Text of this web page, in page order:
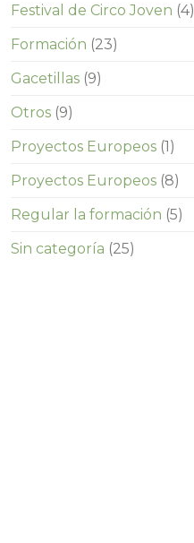
Festival de Circo Joven (4)
Formación (23)
Gacetillas(9)
Otros(9)
Proyectos Europeos(1)
Proyectos Europeos(8)
Regular la formación (5)
Sin categoría (25)